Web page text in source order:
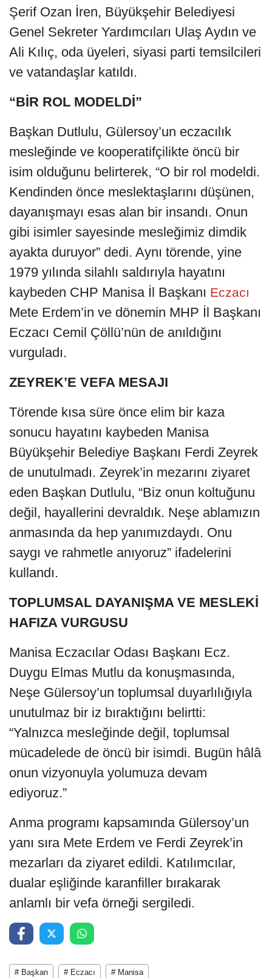
Şerif Ozan İren, Büyükşehir Belediyesi
Genel Sekreter Yardımcıları Ulaş Aydın ve
Ali Kılıç, oda üyeleri, siyasi parti temsilcileri
ve vatandaşlar katıldı.
“BİR ROL MODELDİ”
Başkan Dutlulu, Gülersoy’un eczacılık
mesleğinde ve kooperatifçilikte öncü bir
isim olduğunu belirterek, “O bir rol modeldi.
Kendinden önce meslektaşlarını düşünen,
dayanışmayı esas alan bir insandı. Onun
gibi isimler sayesinde mesleğimiz dimdik
ayakta duruyor” dedi. Aynı törende, yine
1979 yılında silahlı saldırıyla hayatını
kaybeden CHP Manisa İl Başkanı Eczacı
Mete Erdem’in ve dönemin MHP İl Başkanı
Eczacı Cemil Çöllü’nün de anıldığını
vurguladı.
ZEYREK’E VEFA MESAJI
Törende kısa süre önce elim bir kaza
sonucu hayatını kaybeden Manisa
Büyükşehir Belediye Başkanı Ferdi Zeyrek
de unutulmadı. Zeyrek’in mezarını ziyaret
eden Başkan Dutlulu, “Biz onun koltuğunu
değil, hayallerini devraldık. Neşe ablamızın
anmasında da hep yanımızdaydı. Onu
saygı ve rahmetle anıyoruz” ifadelerini
kullandı.
TOPLUMSAL DAYANIŞMA VE MESLEKİ
HAFIZA VURGUSU
Manisa Eczacılar Odası Başkanı Ecz.
Duygu Elmas Mutlu da konuşmasında,
Neşe Gülersoy’un toplumsal duyarlılığıyla
unutulmaz bir iz bıraktığını belirtti:
“Yalnızca mesleğinde değil, toplumsal
mücadelede de öncü bir isimdi. Bugün hâlâ
onun vizyonuyla yolumuza devam
ediyoruz.”
Anma programı kapsamında Gülersoy’un
yanı sıra Mete Erdem ve Ferdi Zeyrek’in
mezarları da ziyaret edildi. Katılımcılar,
dualar eşliğinde karanfiller bırakarak
anlamlı bir vefa örneği sergiledi.
# Başkan # Eczacı # Manisa